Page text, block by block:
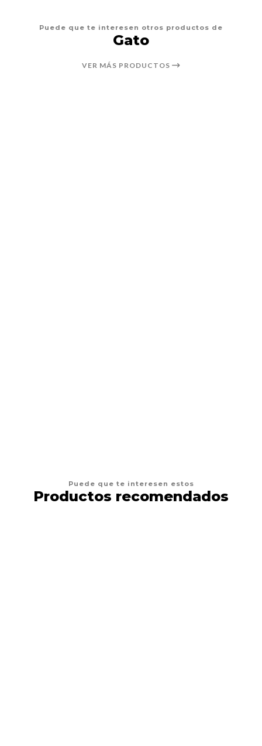
Puede que te interesen otros productos de
Gato
VER MÁS PRODUCTOS
Puede que te interesen estos
Productos recomendados